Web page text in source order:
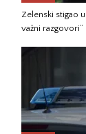
Zelenski stigao
važni razgovori”